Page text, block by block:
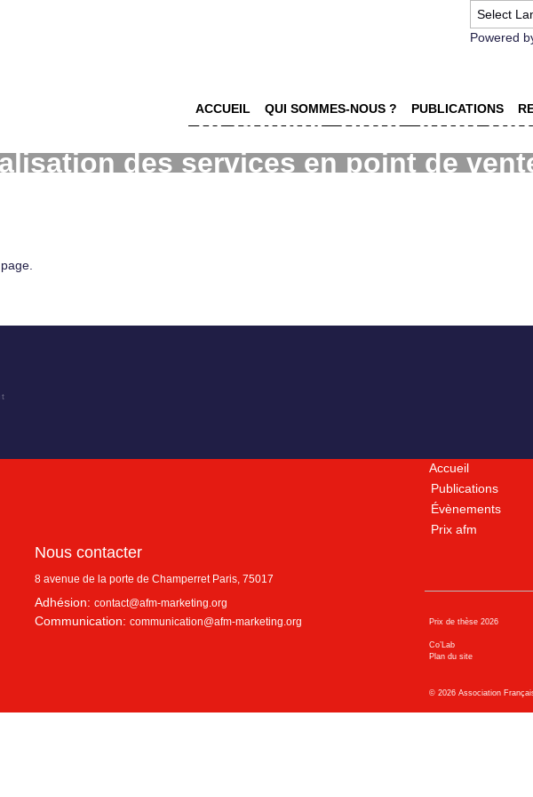
Powered
ACCUEIL QUI SOMMES-NOUS ? PUBLICATIONS
management comme outil
des services en point de
Nous contacter
8 avenue de la porte de Champerret Paris, 75017
Adhésion: contact@afm-marketing.org
Communication: communication@afm-marketing.org
Accueil
Publications
Évènements
Prix afm
Prix de thèse 2026
Co’Lab
Plan du site
© 2026Association